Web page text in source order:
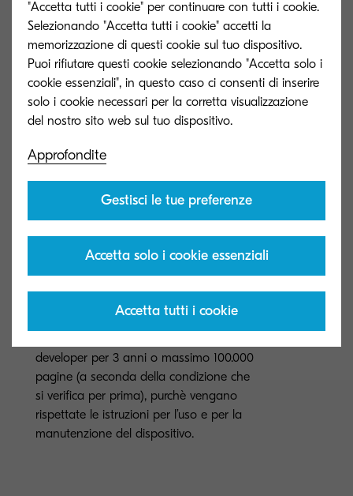
Stampante Desktop A4 Monocromatiche
Velocità motore
Fino a 35 pagine al minuto in A4
Ca. 15 secondi o meno dall’accensione
Consumo energetico
Modalità a riposo: 0,8 W
Garanzia
Due anni di garanzia standard.
developer per 3 anni o massimo 100.000
pagine (a seconda della condizione che
si verifica per prima), purchè vengano
rispettate le istruzioni per l’uso e per la
manutenzione del dispositivo.
"Accetta tutti i cookie" per continuare con tutti i cookie.
Selezionando "Accetta tutti i cookie" accetti la
memorizzazione di questi cookie sul tuo dispositivo.
Puoi rifiutare questi cookie selezionando "Accetta solo i
cookie essenziali", in questo caso ci consenti di inserire
solo i cookie necessari per la corretta visualizzazione
Approfondite
Gestisci le tue preferenze
Accetta solo i cookie essenziali
Accetta tutti i cookie